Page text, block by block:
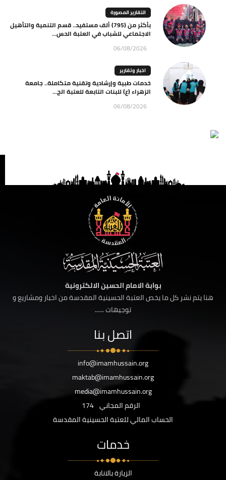
التقارير المصورة
بأكثر من (795) ألف مستفيد.. قسم التنمية والتأهيل
الاجتماعي للشباب في العتبة الحس...
06/08/2026
اخبار وتقارير
خدمات طبية وإرشادية وتقنية متكاملة.. جامعة
الزهراء (ع) للبنات التابعة للعتبة الح...
06/08/2026
بوابة الامام الحسين الالكترونية
هنا يتم نشر كل ما يخص العتبة الحسينية المقدسة من اخبار ومشاريع و
توجيهات ......
اتصل بنا
info@imamhussain.org
maktab@imamhussain.org
media@imamhussain.org
الرقم المجاني 174
الحساب المالي للعتبة الحسينية المقدسة
خدمات
الزيارة بالانابة